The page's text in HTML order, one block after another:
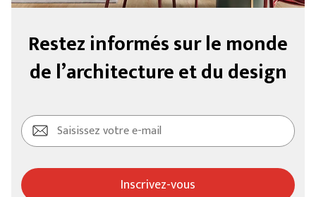
Restez informés sur le monde
de l’architecture et du design
Inscrivez-vous